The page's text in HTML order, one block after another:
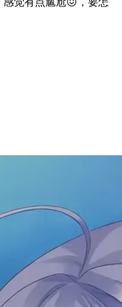
感觉有点尴尬😖，要怎